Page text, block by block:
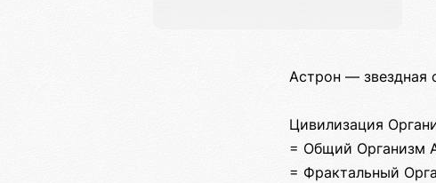
Астрон — звездная
Цивилизация
= Общий Организм
= Фрактальный